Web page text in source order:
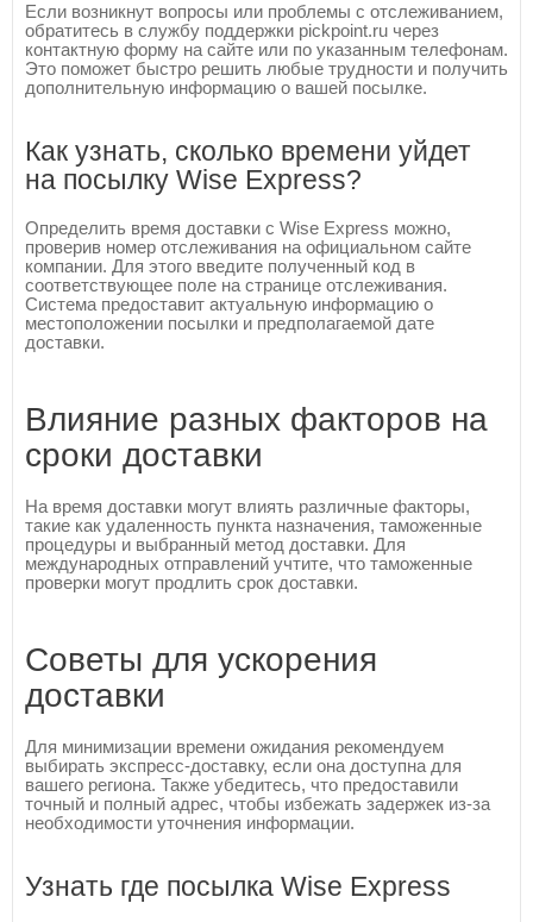
Если возникнут вопросы или проблемы с отслеживанием,
обратитесь в службу поддержки pickpoint.ru через
контактную форму на сайте или по указанным телефонам.
Это поможет быстро решить любые трудности и получить
дополнительную информацию о вашей посылке.
Как узнать, сколько времени уйдет
на посылку Wise Express?
Определить время доставки с Wise Express можно,
проверив номер отслеживания на официальном сайте
компании. Для этого введите полученный код в
соответствующее поле на странице отслеживания.
Система предоставит актуальную информацию о
местоположении посылки и предполагаемой дате
доставки.
Влияние разных факторов на
сроки доставки
На время доставки могут влиять различные факторы,
такие как удаленность пункта назначения, таможенные
процедуры и выбранный метод доставки. Для
международных отправлений учтите, что таможенные
проверки могут продлить срок доставки.
Советы для ускорения
доставки
Для минимизации времени ожидания рекомендуем
выбирать экспресс-доставку, если она доступна для
вашего региона. Также убедитесь, что предоставили
точный и полный адрес, чтобы избежать задержек из-за
необходимости уточнения информации.
Узнать где посылка Wise Express